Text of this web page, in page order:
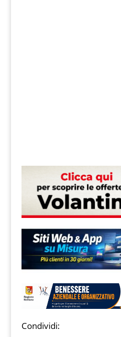
Condividi: